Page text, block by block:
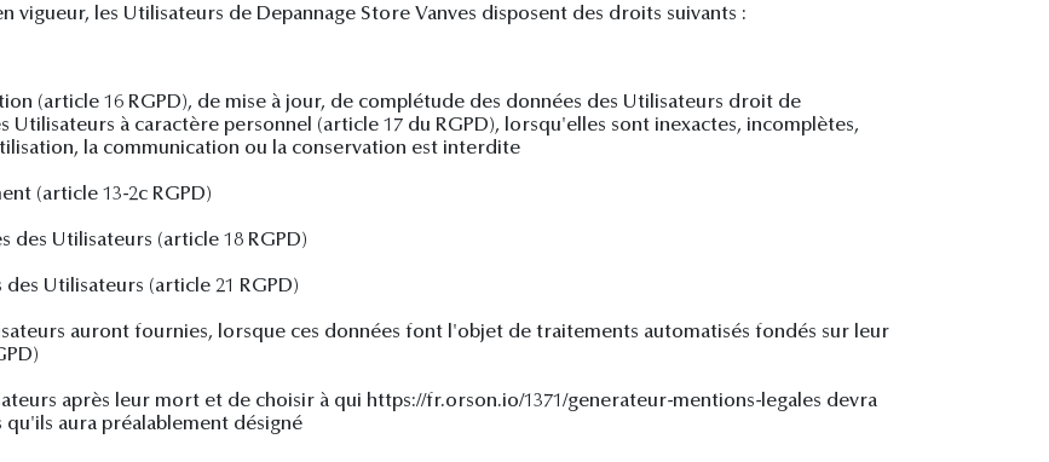
les Utilisateurs de Depannage Store Vanves disposent des droits suivants :
(article 16 RGPD), de mise à jour, de complétude des données des Utilisateurs droit de
à caractère personnel (article 17 du RGPD), lorsqu'elles sont inexactes, incomplètes,
la communication ou la conservation est interdite
(article 13-2c RGPD)
Utilisateurs (article 18 RGPD)
Utilisateurs (article 21 RGPD)
auront fournies, lorsque ces données font l'objet de traitements automatisés fondés sur leur
après leur mort et de choisir à qui https://fr.orson.io/1371/generateur-mentions-legales devra
aura préalablement désigné